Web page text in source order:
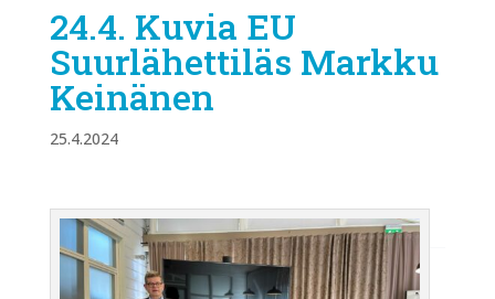
24.4. Kuvia EU
Suurlähettiläs Markku
Keinänen
25.4.2024